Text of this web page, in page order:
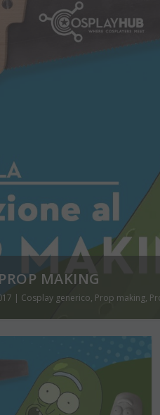
MAKING
| Cosplay generico, Prop making,